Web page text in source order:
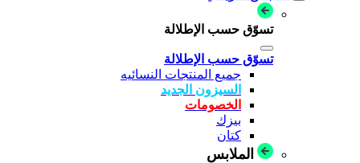
تسوّق حسب الإطلالة
تسوّق حسب الإطلالة
جميع المنتجات النسائيه
السيزون الجديد
الخصومات
بيزك
كتان
الملابس